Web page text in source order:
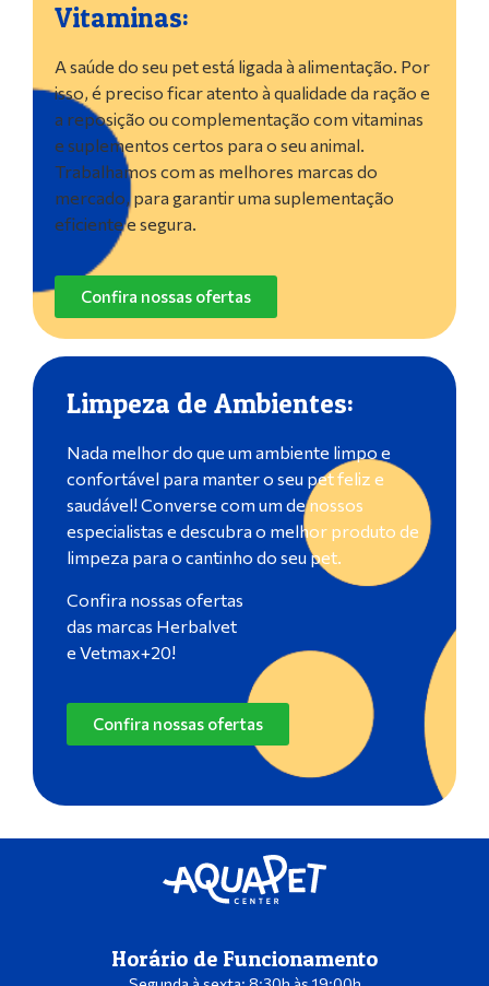
Vitaminas:
A saúde do seu pet está ligada à alimentação. Por
isso, é preciso ficar atento à qualidade da ração e
a reposição ou complementação com vitaminas
e suplementos certos para o seu animal.
Trabalhamos com as melhores marcas do
mercado, para garantir uma suplementação
eficiente e segura.
Confira nossas ofertas
Limpeza de Ambientes:
Nada melhor do que um ambiente limpo e
confortável para manter o seu pet feliz e
saudável! Converse com um de nossos
especialistas e descubra o melhor produto de
limpeza para o cantinho do seu pet.
Confira nossas ofertas
das marcas Herbalvet
e Vetmax+20!
Confira nossas ofertas
Horário de Funcionamento